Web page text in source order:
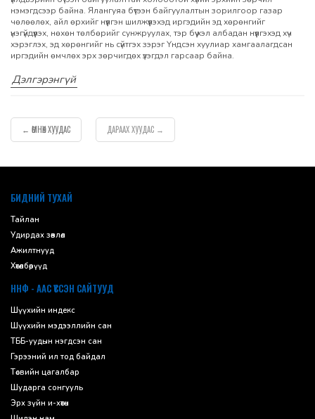
нэмэгдсээр байна. Ялангуяа бүтээн байгуулалтын зорилгоор газар
чөлөөлөх, айл өрхийг нүүлгэн шилжүүлэхэд иргэдийн эд хөрөнгийг
үнэгүйдүүлэх, нөхөн төлбөрийг сунжруулах, тэр бүү хэл албадан нүүлгэхэд хүч
хэрэглэх, эд хөрөнгийг нь сүйтгэх зэрэг Үндсэн хуулиар хамгаалагдсан
иргэдийн өмчлөх эрх зөрчигдөх үзэгдэл гарсаар байна.
Дэлгэрэнгүй
← ӨМНӨХ ХУУДАС ДАРААХ ХУУДАС →
БИДНИЙ ТУХАЙ
Тайлан
Удирдах зөвлөл
Ажилтнууд
Хөтөлбөрүүд
ННФ - ААС ҮҮССЭН САЙТУУД
Шүүхийн индекс
Шүүхийн мэдээллийн сан
ТББ-уудын нэгдсэн сан
Гэрээний ил тод байдал
Төсвийн цагалбар
Шударга сонгууль
Эрх зүйн и-хөтөч